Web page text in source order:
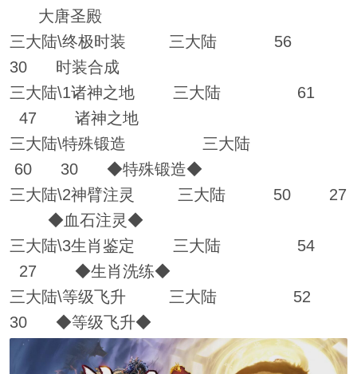
大唐圣殿
三大陆\终极时装 三大陆 56
30 时装合成
三大陆\1诸神之地 三大陆 61
47 诸神之地
三大陆\特殊锻造 三大陆
60 30 ◆特殊锻造◆
三大陆\2神臂注灵 三大陆 50 27
◆血石注灵◆
三大陆\3生肖鉴定 三大陆 54
27 ◆生肖洗练◆
三大陆\等级飞升 三大陆 52
30 ◆等级飞升◆